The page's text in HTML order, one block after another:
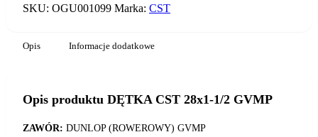
SKU: OGU001099 Marka: CST
Opis Informacje dodatkowe
Opis produktu DĘTKA CST 28x1-1/2 GVMP
ZAWÓR: DUNLOP (ROWEROWY) GVMP